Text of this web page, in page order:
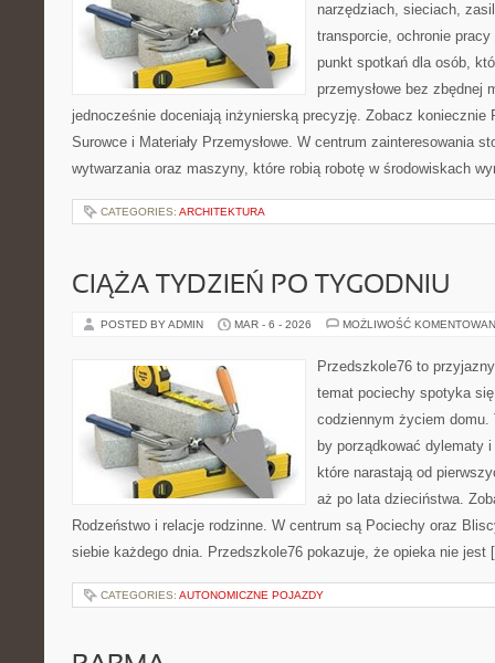
narzędziach, sieciach,
transporcie, ochronie
punkt spotkań dla osób,
przemysłowe bez zbędnej
jednocześnie doceniają inżynierską precyzję. Zobacz koniecznie
Surowce i Materiały Przemysłowe. W centrum zainteresowania
wytwarzania oraz maszyny, które robią robotę w środowiskach
CATEGORIES: ARCHITEKTURA
CIĄŻA TYDZIEŃ PO TYGODNIU
POSTED BY ADMIN MAR - 6 - 2026 MOŻLIWOŚĆ
Przedszkole76 to
temat pociechy spotyka
codziennym życiem
by porządkować dylematy
które narastają od
aż po lata dzieciństwa.
Rodzeństwo i relacje rodzinne. W centrum są Pociechy oraz
siebie każdego dnia. Przedszkole76 pokazuje, że opieka nie
CATEGORIES: AUTONOMICZNE POJAZDY